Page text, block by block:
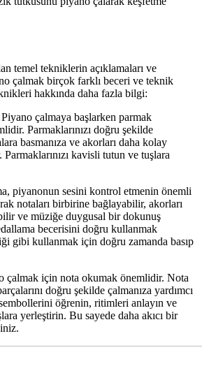
temel tekniklerin açıklamaları ve
çalmak birçok farklı beceri ve teknik
hakkında daha fazla bilgi:
Piyano çalmaya başlarken parmak
Parmaklarınızı doğru şekilde
basmanıza ve akorları daha kolay
Parmaklarınızı kavisli tutun ve tuşlara
piyanonun sesini kontrol etmenin önemli
notaları birbirine bağlayabilir, akorları
ve müziğe duygusal bir dokunuş
becerisini doğru kullanmak
gibi kullanmak için doğru zamanda basıp
çalmak için nota okumak önemlidir. Nota
doğru şekilde çalmanıza yardımcı
öğrenin, ritimleri anlayın ve
yerleştirin. Bu sayede daha akıcı bir